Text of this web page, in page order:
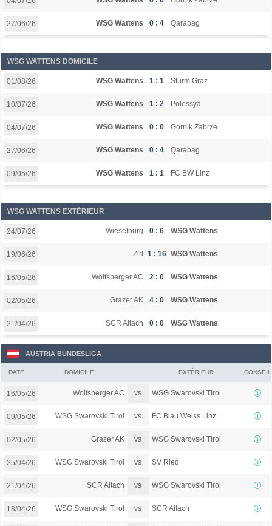
27/06/26 WSG Wattens 0 : 4 Qarabag
WSG WATTENS DOMICILE
01/08/26 WSG Wattens 1 : 1 Sturm Graz
10/07/26 WSG Wattens 1 : 2 Polessya
04/07/26 WSG Wattens 0 : 0 Gornik Zabrze
27/06/26 WSG Wattens 0 : 4 Qarabag
09/05/26 WSG Wattens 1 : 1 FC BW Linz
WSG WATTENS EXTÉRIEUR
24/07/26 Wieselburg 0 : 6 WSG Wattens
19/06/26 Zirl 1 : 16 WSG Wattens
16/05/26 Wolfsberger AC 2 : 0 WSG Wattens
02/05/26 Grazer AK 4 : 0 WSG Wattens
21/04/26 SCR Altach 0 : 0 WSG Wattens
AUSTRIA BUNDESLIGA
DATE DOMICILE EXTÉRIEUR CONSEIL
16/05/26 Wolfsberger AC vs WSG Swarovski Tirol
09/05/26 WSG Swarovski Tirol vs FC Blau Weiss Linz
02/05/26 Grazer AK vs WSG Swarovski Tirol
25/04/26 WSG Swarovski Tirol vs SV Ried
21/04/26 SCR Altach vs WSG Swarovski Tirol
18/04/26 WSG Swarovski Tirol vs SCR Altach